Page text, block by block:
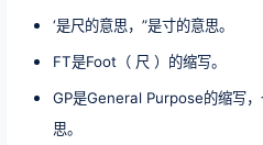
‘是尺的意思，”是寸的意思。
FT是Foot（ 尺 ）的缩写。
GP是General Purpose的缩写
思。